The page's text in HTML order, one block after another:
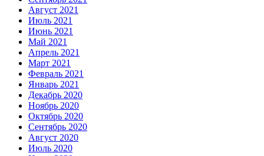
Август 2021
Июль 2021
Июнь 2021
Май 2021
Апрель 2021
Март 2021
Февраль 2021
Январь 2021
Декабрь 2020
Ноябрь 2020
Октябрь 2020
Сентябрь 2020
Август 2020
Июль 2020